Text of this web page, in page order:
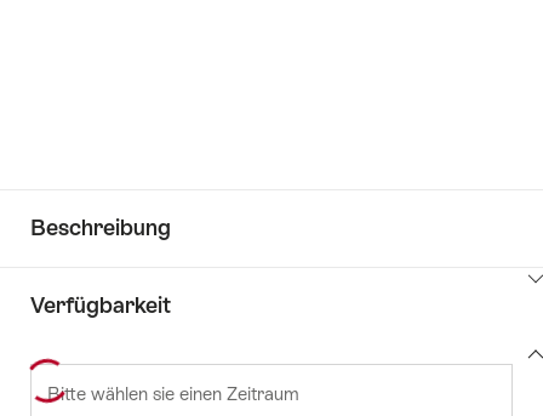
Beschreibung
Sie
um
Inhalte
Verfügbarkeit
Zeige
zu
Inhalt
Bitte wählen sie einen Zeitraum